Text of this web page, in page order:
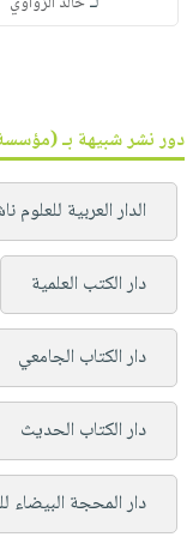
دور نشر شبيهة بـ
الدار العربية للعلوم
دار الكتب العلمية
دار الكتاب الجامعي
دار الكتاب الحديث
دار المحجة البيضاء